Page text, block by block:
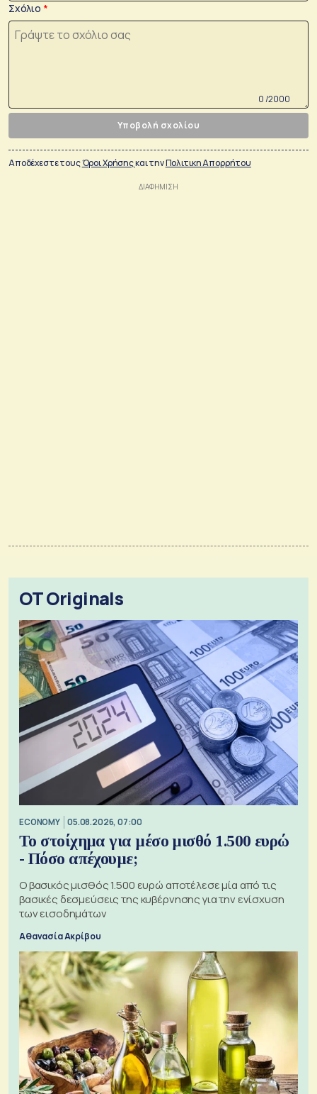
Σχόλιο
0 /2000
Υποβολή σχολίου
Αποδέχεστε τουςΌροι Χρήσηςκαι τηνΠολιτικη Απορρήτου
OT Originals
ECONOMY 05.08.2026, 07:00
Το στοίχημα για μέσο μισθό 1.500 ευρώ
- Πόσο απέχουμε;
Ο βασικός μισθός 1.500 ευρώ αποτέλεσε μία από τις
βασικές δεσμεύσεις της κυβέρνησης για την ενίσχυση
των εισοδημάτων
Αθανασία Ακρίβου